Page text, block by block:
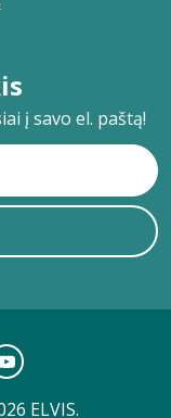
į savo el. paštą!
ELVIS.